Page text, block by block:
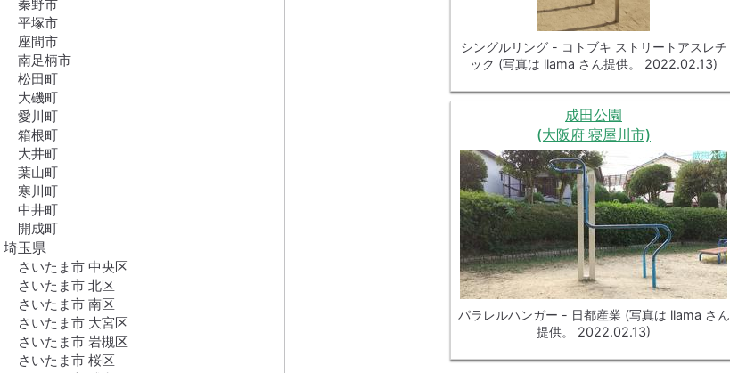
秦野市
平塚市
座間市
南足柄市
松田町
大磯町
愛川町
箱根町
大井町
葉山町
寒川町
中井町
開成町
埼玉県
さいたま市 中央区
さいたま市 北区
さいたま市 南区
さいたま市 大宮区
さいたま市 岩槻区
さいたま市 桜区
シングルリング - コトブキ ストリートアスレチ
ック (写真は llama さん提供。 2022.02.13)
成田公園
(大阪府 寝屋川市)
パラレルハンガー - 日都産業 (写真は llama さん
提供。 2022.02.13)